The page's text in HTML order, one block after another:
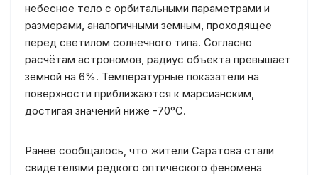
небесное тело с орбитальными параметрами и
размерами, аналогичными земным, проходящее
перед светилом солнечного типа. Согласно
расчётам астрономов, радиус объекта превышает
земной на 6%. Температурные показатели на
поверхности приближаются к марсианским,
достигая значений ниже -70°C.
Ранее сообщалось, что жители Саратова стали
свидетелями редкого оптического феномена